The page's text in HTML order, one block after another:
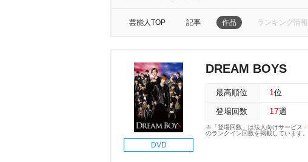
芸能人TOP 記事 作品 ランキング情報
DVD
DREAM BOYS
最高順位 1 位
登場回数 17週
※「登場回数」は法人向けサービス・
のランクイン回数を掲載しています。